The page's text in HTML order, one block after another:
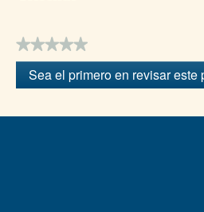
★★★★★
Sin
puntuación
Sea el primero en revisar este
.
esta